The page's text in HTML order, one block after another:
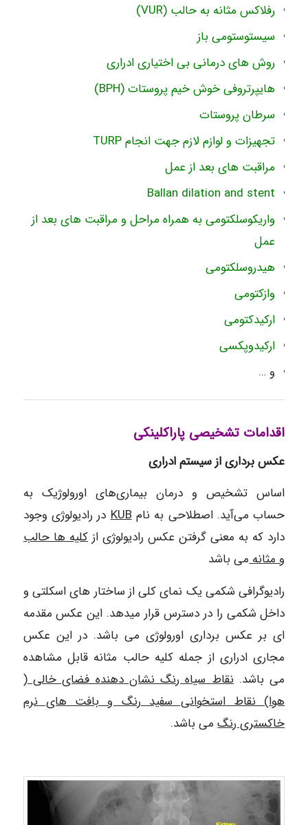
رفلاکس مثانه به حالب (VUR)
سیستوستومی باز
روش های درمانی بی اختیاری ادراری
هایپرتروفی خوش خیم پروستات (BPH)
سرطان پروستات
تجهیزات و لوازم لازم جهت انجام TURP
مراقبت های بعد از عمل
Ballan dilation and stent
واریکوسلکتومی به همراه مراحل و مراقبت های بعد از
عمل
هیدروسلکتومی
وازکتومی
ارکیدکتومی
ارکیدوپکسی
و …
اقدامات تشخیصی پاراکلینکی
عکس برداری از سیستم ادراری
اساس تشخیص و درمان بیماری‌های اورولوژیک به
حساب می‌آید. اصطلاحی به نامKUBدر رادیولوژی وجود
دارد که به معنی گرفتن عکس رادیولوژی ازکلیه ها حالب
و مثانهمی باشد
رادیوگرافی شکمی یک نمای کلی از ساختار های اسکلتی و
داخل شکمی را در دسترس قرار میدهد. این عکس مقدمه
ای بر عکس برداری اورولوژی می باشد. در این عکس
مجاری ادراری از جمله کلیه حالب مثانه قابل مشاهده
می باشد.نقاط سیاه رنگ نشان دهنده فضای خالی (
هوا) نقاط استخوانی سفید رنگ و بافت های نرم
خاکستری رنگمی باشد.